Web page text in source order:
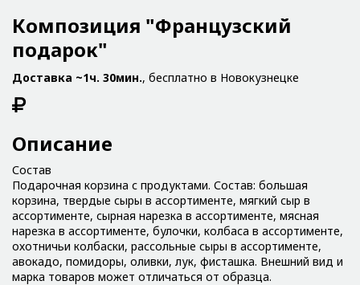
Композиция "Французский
подарок"
Доставка ~1ч. 30мин., бесплатно в Новокузнецке
Описание
Состав
Подарочная корзина с продуктами. Состав: большая
корзина, твердые сыры в ассортименте, мягкий сыр в
ассортименте, сырная нарезка в ассортименте, мясная
нарезка в ассортименте, булочки, колбаса в ассортименте,
охотничьи колбаски, рассольные сыры в ассортименте,
авокадо, помидоры, оливки, лук, фисташка. Внешний вид и
марка товаров может отличаться от образца.